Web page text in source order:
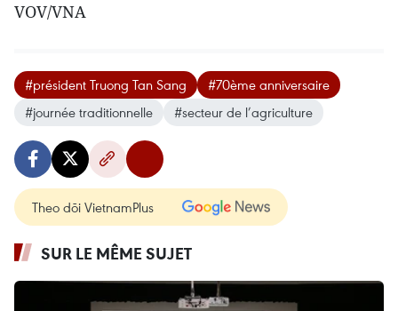
VOV/VNA
#président Truong Tan Sang
#70ème anniversaire
#journée traditionnelle
#secteur de l’agriculture
Theo dõi VietnamPlus
SUR LE MÊME SUJET